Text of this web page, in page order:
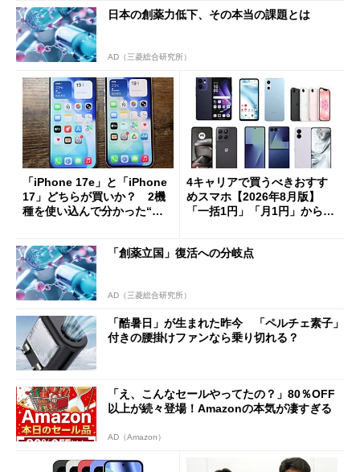
日本の創薬力低下、その本当の課題とは
AD（三菱総合研究所）
「iPhone 17e」と「iPhone
17」どちらが買いか？ 2機
種を使い込んで分かった“ス
4キャリアで買うべきおすす
めスマホ【2026年8月版】
「一括1円」「月1円」からお
「創薬立国」復活への分岐点
AD（三菱総合研究所）
「酷暑日」が生まれた昨今 「ペルチェ素子」
付きの腰掛けファンなら乗り切れる？
「え、こんなセールやってたの？」80％OFF
以上が続々登場！Amazonの本気が凄すぎる
AD（Amazon）